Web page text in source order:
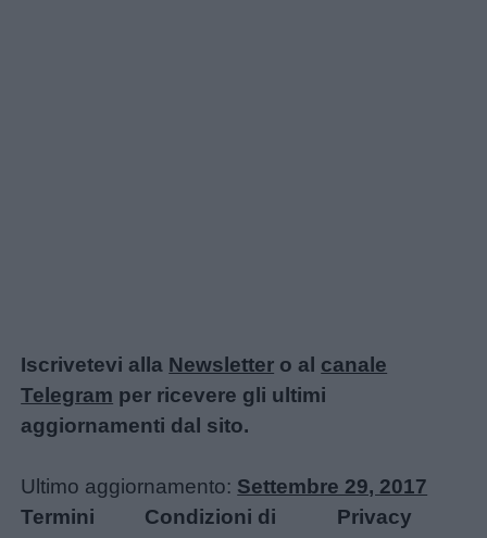
Iscrivetevi alla Newsletter o al canale
Telegram per ricevere gli ultimi
aggiornamenti dal sito.
Ultimo aggiornamento: Settembre 29, 2017
Termini
Condizioni di
Privacy